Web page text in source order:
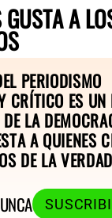
GUSTA A
PERIODISMO
CRÍTICO ES
LA
A QUIENES
DE LA